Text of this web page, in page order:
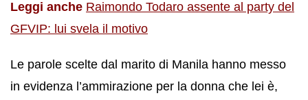
Leggi anche Raimondo Todaro assente al party del
GFVIP: lui svela il motivo
Le parole scelte dal marito di Manila hanno messo
in evidenza l’ammirazione per la donna che lei è,